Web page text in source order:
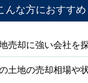
んな方におすすめ
売却に強い会社を
土地の売却相場や